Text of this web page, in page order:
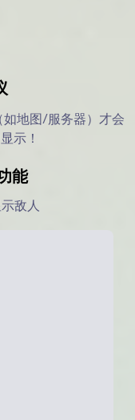
地图/服务器）才会
示！
能
敌人